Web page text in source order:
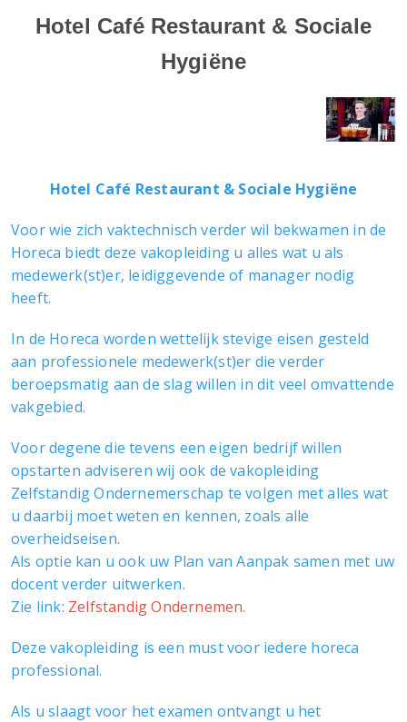
Hotel Café Restaurant & Sociale
Hygiëne
Hotel Café Restaurant & Sociale Hygiëne
Voor wie zich vaktechnisch verder wil bekwamen in de
Horeca biedt deze vakopleiding u alles wat u als
medewerk(st)er, leidiggevende of manager nodig
heeft.
In de Horeca worden wettelijk stevige eisen gesteld
aan professionele medewerk(st)er die verder
beroepsmatig aan de slag willen in dit veel omvattende
vakgebied.
Voor degene die tevens een eigen bedrijf willen
opstarten adviseren wij ook de vakopleiding
Zelfstandig Ondernemerschap te volgen met alles wat
u daarbij moet weten en kennen, zoals alle
overheidseisen.
Als optie kan u ook uw Plan van Aanpak samen met uw
docent verder uitwerken.
Zie link: Zelfstandig Ondernemen.
Deze vakopleiding is een must voor iedere horeca
professional.
Als u slaagt voor het examen ontvangt u het